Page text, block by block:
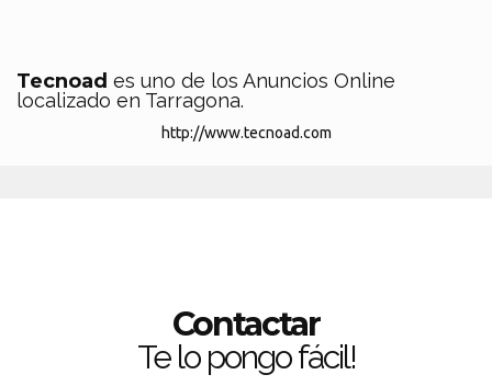
Tecnoad es uno de los Anuncios Online
localizado en Tarragona.
http://www.tecnoad.com
Contactar
Te lo pongo fácil!